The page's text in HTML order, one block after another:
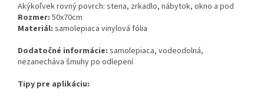
Akýkoľvek rovný povrch: stena, zrkadlo, nábytok, okno a pod
Rozmer: 50x70cm
Materiál: samolepiaca vinylová fólia
Dodatočné informácie: samolepiaca, vodeodolná,
nezanecháva šmuhy po odlepení
Tipy pre aplikáciu: